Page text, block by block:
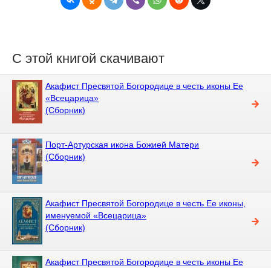
С этой книгой скачивают
Акафист Пресвятой Богородице в честь иконы Ее
«Всецарица»
(Сборник)
Порт-Артурская икона Божией Матери
(Сборник)
Акафист Пресвятой Богородице в честь Ее иконы,
именуемой «Всецарица»
(Сборник)
Акафист Пресвятой Богородице в честь иконы Ее